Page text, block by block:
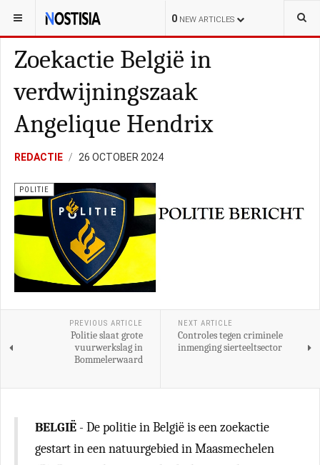
0 NEW ARTICLES
YOU ARE HERE: NEDERLAND ALGEMEEN
Zoekactie België in
verdwijningszaak
Angelique Hendrix
REDACTIE 26 OCTOBER 2024
POLITIE
PREVIOUS ARTICLE
Politie slaat grote
vuurwerkslag in
Bommelerwaard
NEXT ARTICLE
Controles tegen criminele
inmenging sierteeltsector
BELGIË - De politie in België is een zoekactie
gestart in een natuurgebied in Maasmechelen